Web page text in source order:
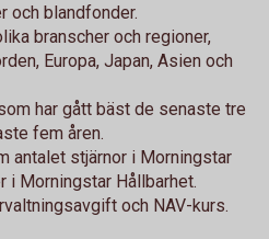
och blandfonder.
branscher och regioner,
Europa, Japan, Asien och
har gått bäst de senaste tre
fem åren.
antalet stjärnor i Morningstar
i Morningstar Hållbarhet.
och NAV-kurs.